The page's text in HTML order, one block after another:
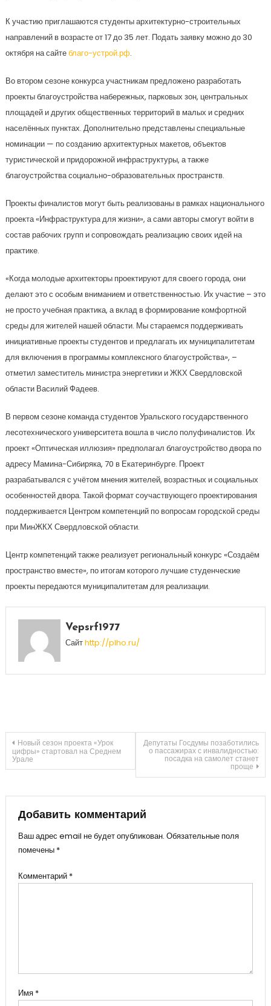
К участию приглашаются студенты архитектурно-строительных
направлений в возрасте от 17 до 35 лет. Подать заявку можно до 30
октября на сайтеблаго-устрой.рф.
Во втором сезоне конкурса участникам предложено разработать
проекты благоустройства набережных, парковых зон, центральных
площадей и других общественных территорий в малых и средних
населённых пунктах. Дополнительно представлены специальные
номинации — по созданию архитектурных макетов, объектов
туристической и придорожной инфраструктуры, а также
благоустройства социально-образовательных пространств.
Проекты финалистов могут быть реализованы в рамках национального
проекта «Инфраструктура для жизни», а сами авторы смогут войти в
состав рабочих групп и сопровождать реализацию своих идей на
практике.
«Когда молодые архитекторы проектируют для своего города, они
делают это с особым вниманием и ответственностью. Их участие – это
не просто учебная практика, а вклад в формирование комфортной
среды для жителей нашей области. Мы стараемся поддерживать
инициативные проекты студентов и предлагать их муниципалитетам
для включения в программы комплексного благоустройства», –
отметил заместитель министра энергетики и ЖКХ Свердловской
области Василий Фадеев.
В первом сезоне команда студентов Уральского государственного
лесотехнического университета вошла в число полуфиналистов. Их
проект «Оптическая иллюзия» предполагал благоустройство двора по
адресу Мамина-Сибиряка, 70 в Екатеринбурге. Проект
разрабатывался с учётом мнения жителей, возрастных и социальных
особенностей двора. Такой формат соучаствующего проектирования
поддерживается Центром компетенций по вопросам городской среды
при МинЖКХ Свердловской области.
Центр компетенций также реализует региональный конкурс «Создаём
пространство вместе», по итогам которого лучшие студенческие
проекты передаются муниципалитетам для реализации.
Vepsrf1977
Сайтhttp://plho.ru/
Навигация
по
записям
Новый сезон проекта «Урок
цифры» стартовал на Среднем
Урале
Депутаты Госдумы позаботились
о пассажирах с инвалидностью:
посадка на самолет станет
проще
Добавить комментарий
Ваш адрес email не будет опубликован. Обязательные поля
помечены *
Комментарий *
Имя *